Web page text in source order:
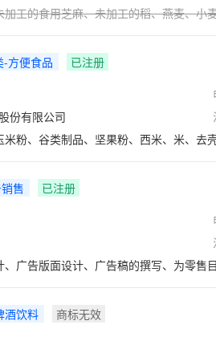
加工的食用芝麻、未加工的稻、燕麦、小
-方便食品
已注册
份有限公司
粉、谷类制品、坚果粉、西米、米、去壳
售
已注册
广告版面设计、广告稿的撰写、为零售
酒饮料
商标无效